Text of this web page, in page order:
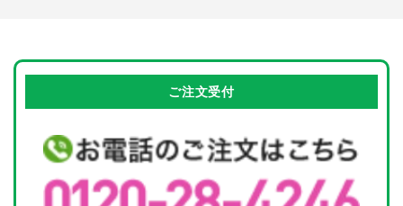
ご注文受付